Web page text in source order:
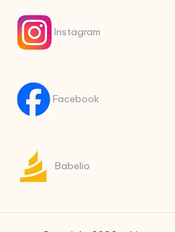
Instagram
Facebook
Babelio